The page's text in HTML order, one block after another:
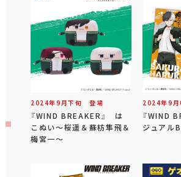
2024年9 月下旬 登場
『WIND BREAKER』 は
こぬい～桜遥＆蘇枋隼飛＆
梅宮一～
2024年9 月
『WIND
ジュアル